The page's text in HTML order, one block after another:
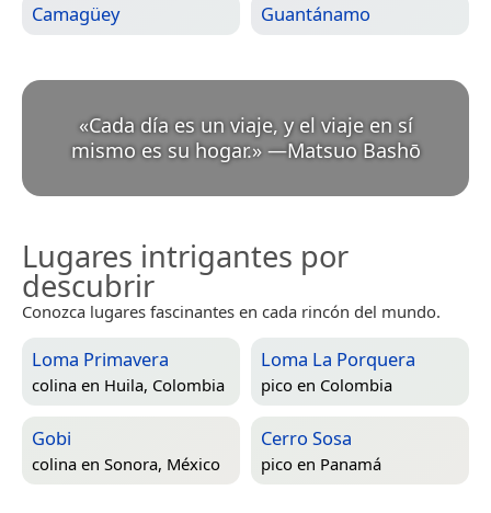
Camagüey Guantánamo
«Cada día es un viaje, y el viaje en sí
mismo es su hogar.» —Matsuo Bashō
Lugares intrigantes por
descubrir
Conozca lugares fascinantes en cada rincón del mundo.
Loma Primavera
colina en Huila, Colombia
Loma La Porquera
pico en Colombia
Gobi
colina en Sonora, México
Cerro Sosa
pico en Panamá